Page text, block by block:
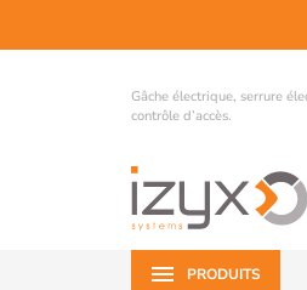
Gâche électrique, serrure
contrôle d’accès.
PRODUITS